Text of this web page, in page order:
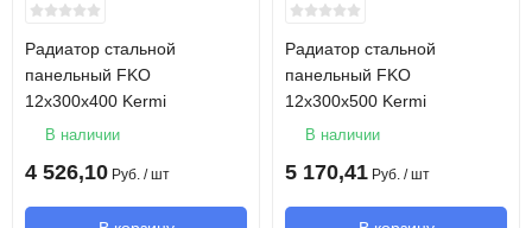
Радиатор стальной
панельный FKO
12х300х400 Kermi
В наличии
4 526,10 Руб. / шт
Радиатор стальной
панельный FKO
12х300х500 Kermi
В наличии
5 170,41 Руб. / шт